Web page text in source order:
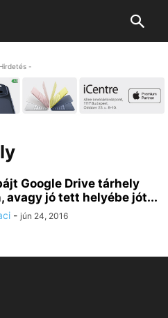
-
Google Drive tárhely
avagy jó tett helyébe jót...
- jún 24, 2016